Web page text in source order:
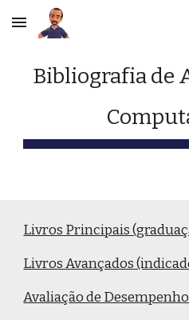
Skip to main content
Bibliografia de
Livros Principais
Livros Avançados
Avaliação de Desempenho